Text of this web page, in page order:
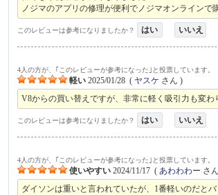
ノジマのアプリの修理が便利でノジマオンライン
このレビューは参考になりましたか？ はい いいえ
4人の方が、｢このレビューが参考になった｣と投票しています。
軽い 2025/01/28 ( ヤスケ さん )
V8からの買い替えですが、非常に軽く吸引力も変わ
このレビューは参考になりましたか？ はい いいえ
4人の方が、｢このレビューが参考になった｣と投票しています。
使いやすい 2024/11/17 (あわわわー さ
ダイソンは重いと言われていたが、1番軽いのだとバ